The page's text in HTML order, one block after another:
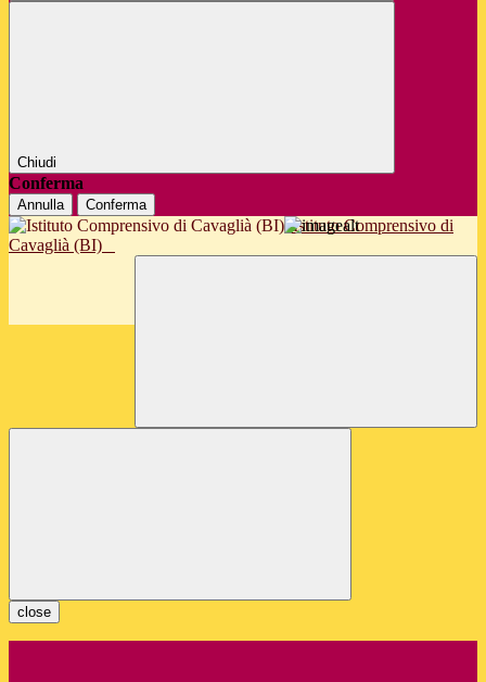
Chiudi
Conferma
Annulla Conferma
Istituto Comprensivo di
Cavaglià (BI)
close